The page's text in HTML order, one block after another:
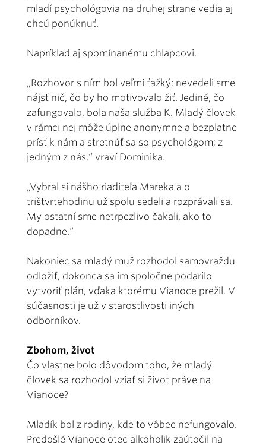
mladí psychológovia na druhej strane vedia aj
chcú ponúknuť.
Napríklad aj spomínanému chlapcovi.
„Rozhovor s ním bol veľmi ťažký; nevedeli sme
nájsť nič, čo by ho motivovalo žiť. Jediné, čo
zafungovalo, bola naša služba K. Mladý človek
v rámci nej môže úplne anonymne a bezplatne
prísť k nám a stretnúť sa so psychológom; z
jedným z nás,“ vraví Dominika.
„Vybral si nášho riaditeľa Mareka a o
trištvrtehodinu už spolu sedeli a rozprávali sa.
My ostatní sme netrpezlivo čakali, ako to
dopadne.“
Nakoniec sa mladý muž rozhodol samovraždu
odložiť, dokonca sa im spoločne podarilo
vytvoriť plán, vďaka ktorému Vianoce prežil. V
súčasnosti je už v starostlivosti iných
odborníkov.
Zbohom, život
Čo vlastne bolo dôvodom toho, že mladý
človek sa rozhodol vziať si život práve na
Vianoce?
Mladík bol z rodiny, kde to vôbec nefungovalo.
Predošlé Vianoce otec alkoholik zaútočil na